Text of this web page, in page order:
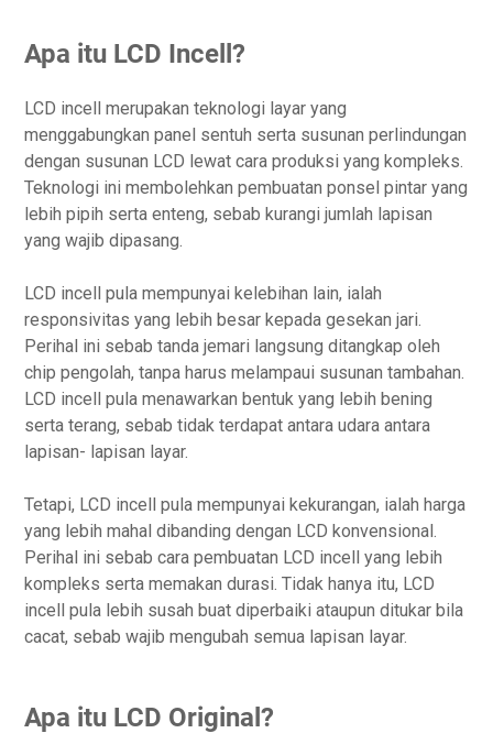
Apa itu LCD Incell?
LCD incell merupakan teknologi layar yang
menggabungkan panel sentuh serta susunan perlindungan
dengan susunan LCD lewat cara produksi yang kompleks.
Teknologi ini membolehkan pembuatan ponsel pintar yang
lebih pipih serta enteng, sebab kurangi jumlah lapisan
yang wajib dipasang.
LCD incell pula mempunyai kelebihan lain, ialah
responsivitas yang lebih besar kepada gesekan jari.
Perihal ini sebab tanda jemari langsung ditangkap oleh
chip pengolah, tanpa harus melampaui susunan tambahan.
LCD incell pula menawarkan bentuk yang lebih bening
serta terang, sebab tidak terdapat antara udara antara
lapisan- lapisan layar.
Tetapi, LCD incell pula mempunyai kekurangan, ialah harga
yang lebih mahal dibanding dengan LCD konvensional.
Perihal ini sebab cara pembuatan LCD incell yang lebih
kompleks serta memakan durasi. Tidak hanya itu, LCD
incell pula lebih susah buat diperbaiki ataupun ditukar bila
cacat, sebab wajib mengubah semua lapisan layar.
Apa itu LCD Original?